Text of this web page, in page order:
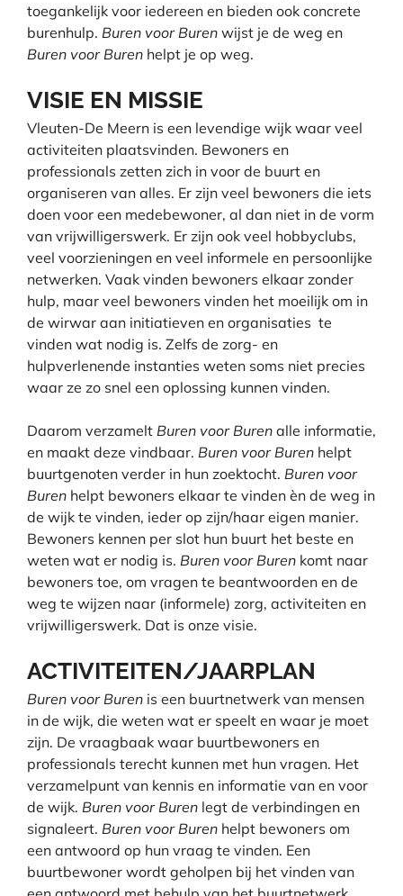
toegankelijk voor iedereen en bieden ook concrete
burenhulp. Buren voor Buren wijst je de weg en
Buren voor Buren helpt je op weg.
VISIE EN MISSIE
Vleuten-De Meern is een levendige wijk waar veel
activiteiten plaatsvinden. Bewoners en
professionals zetten zich in voor de buurt en
organiseren van alles. Er zijn veel bewoners die iets
doen voor een medebewoner, al dan niet in de vorm
van vrijwilligerswerk. Er zijn ook veel hobbyclubs,
veel voorzieningen en veel informele en persoonlijke
netwerken. Vaak vinden bewoners elkaar zonder
hulp, maar veel bewoners vinden het moeilijk om in
de wirwar aan initiatieven en organisaties te
vinden wat nodig is. Zelfs de zorg- en
hulpverlenende instanties weten soms niet precies
waar ze zo snel een oplossing kunnen vinden.
Daarom verzamelt Buren voor Buren alle informatie,
en maakt deze vindbaar. Buren voor Buren helpt
buurtgenoten verder in hun zoektocht. Buren voor
Buren helpt bewoners elkaar te vinden èn de weg in
de wijk te vinden, ieder op zijn/haar eigen manier.
Bewoners kennen per slot hun buurt het beste en
weten wat er nodig is. Buren voor Buren komt naar
bewoners toe, om vragen te beantwoorden en de
weg te wijzen naar (informele) zorg, activiteiten en
vrijwilligerswerk. Dat is onze visie.
ACTIVITEITEN/JAARPLAN
Buren voor Buren is een buurtnetwerk van mensen
in de wijk, die weten wat er speelt en waar je moet
zijn. De vraagbaak waar buurtbewoners en
professionals terecht kunnen met hun vragen. Het
verzamelpunt van kennis en informatie van en voor
de wijk. Buren voor Buren legt de verbindingen en
signaleert. Buren voor Buren helpt bewoners om
een antwoord op hun vraag te vinden. Een
buurtbewoner wordt geholpen bij het vinden van